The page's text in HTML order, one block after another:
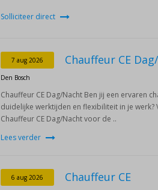
Solliciteer direct
7 aug 2026 Chauffeur CE
Den Bosch
Chauffeur CE Dag/Nacht Ben jij een ervaren
duidelijke werktijden en flexibiliteit in je
Chauffeur CE Dag/Nacht voor de ..
Lees verder
6 aug 2026 Chauffeur CE